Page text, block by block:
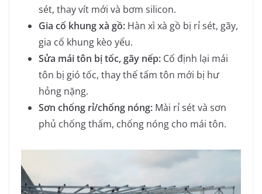
sét, thay vít mới và bơm silicon.
Gia cố khung xà gồ: Hàn xì xà gồ bị rỉ sét, gãy,
gia cố khung kèo yếu.
Sửa mái tôn bị tốc, gãy nếp: Cố định lại mái
tôn bị gió tốc, thay thế tấm tôn mới bị hư
hỏng nặng.
Sơn chống rỉ/chống nóng: Mài rỉ sét và sơn
phủ chống thấm, chống nóng cho mái tôn.